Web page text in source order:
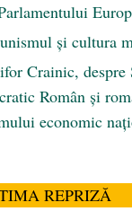
şi cultura
Crainic, despre
Român şi
economic
REPRIZĂ